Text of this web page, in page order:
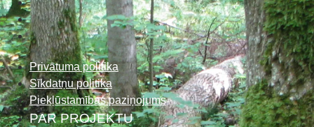
Privātuma politika
Sīkdatņu politika
Piekļūstamības paziņojums
PAR PROJEKTU